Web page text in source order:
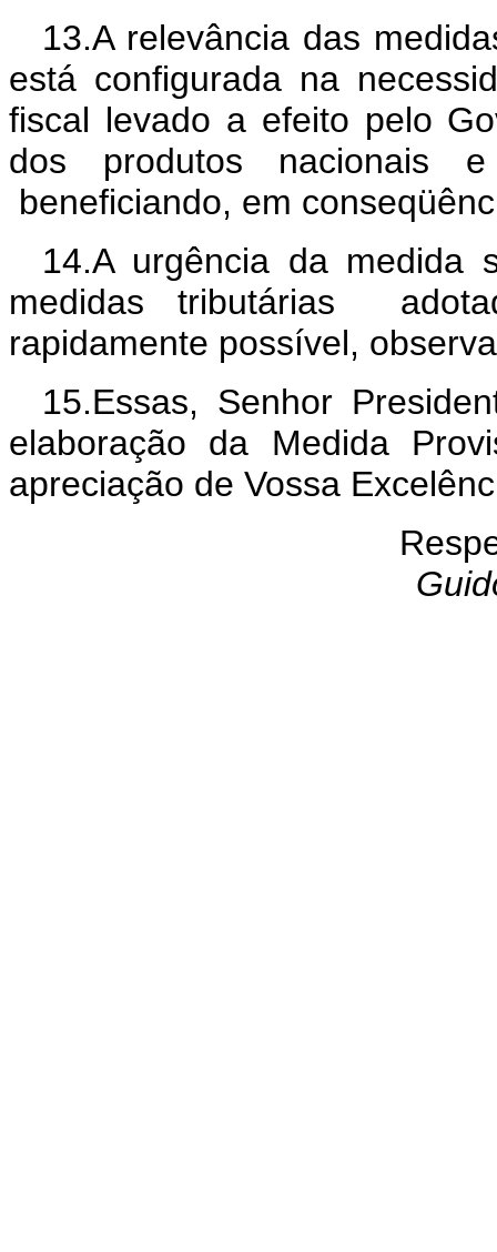
13.A relevância das
está configurada na
fiscal levado a efeito pelo
dos produtos nacionais e
beneficiando, em
14.A urgência da medida
medidas tributárias
rapidamente possível,
15.Essas, Senhor
elaboração da Medida
apreciação de Vossa